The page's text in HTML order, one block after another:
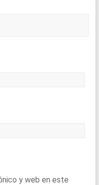
y web en este